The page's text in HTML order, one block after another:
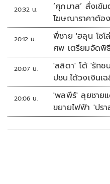
20:32 น.
‘ศุภมาส’ สั่งเข้
โฆษณาราคาต้อ
20:12 น.
พี่ชาย 'ฮลุน โซ
ศพ เตรียมจัดพิ
20:07 น.
'ลลิดา' โต้ 'รัก
ปชน.ได้วงเงินเ
20:06 น.
'พลพีร์' ลุยชายแ
ขยายไฟฟ้า 'ปร